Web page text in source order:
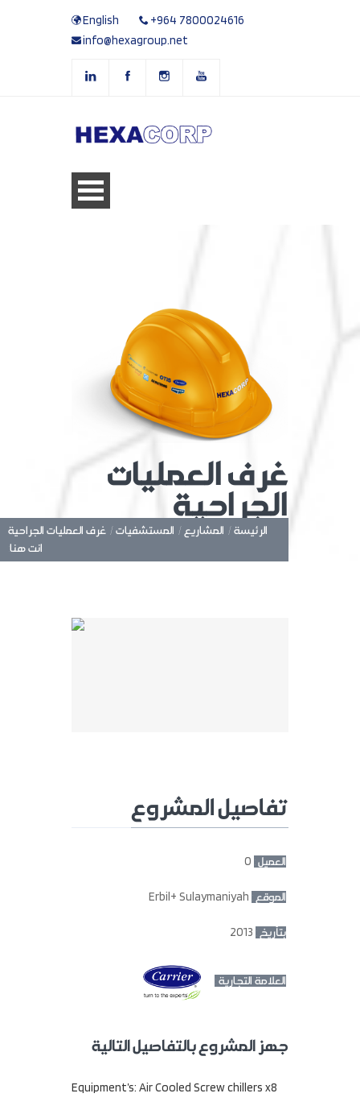
English
+964 7800024616
info@hexagroup.net
غرف العمليات
الجراحية
غرف العمليات الجراحية المستشفيات / المشاريع / الرئيسة /
انت هنا:
تفاصيل المشروع
العميل : 0
الموقع : Erbil+ Sulaymaniyah
بتأريخ : 2013
العلامة التجارية :
جهز المشروع بالتفاصيل التالية
Equipment’s: Air Cooled Screw chillers x8